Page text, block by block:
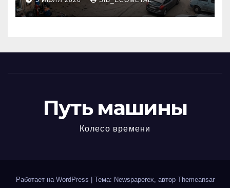
МКАД
Путь машины
Колесо времени
Работает на WordPress Тема: Newspaperex, автор Themeansar